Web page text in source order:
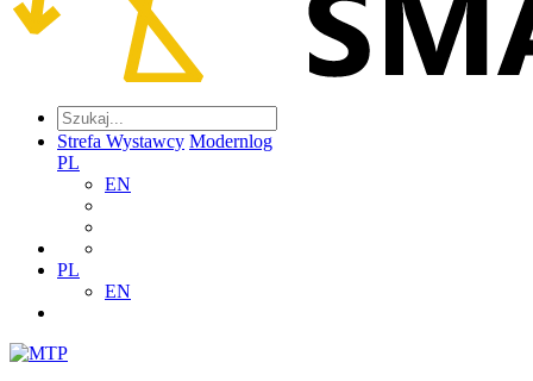
Strefa Wystawcy Modernlog
PL
EN
PL
EN